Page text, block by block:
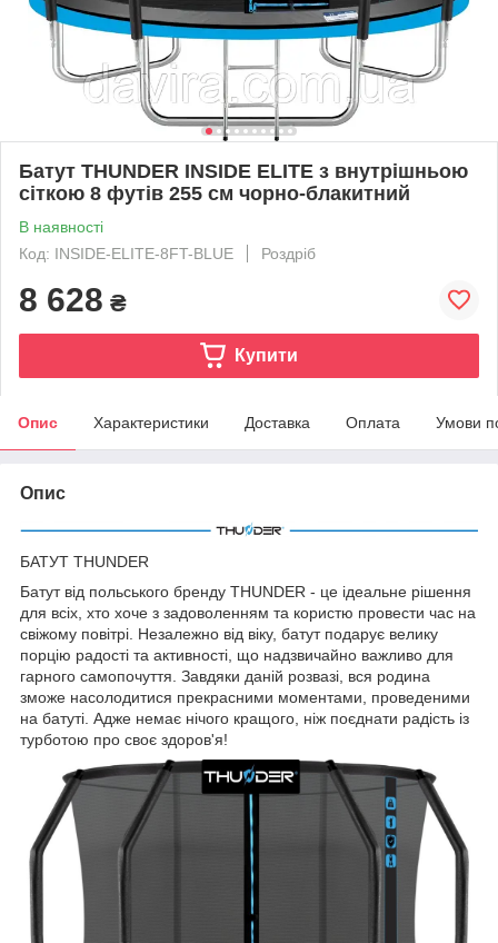
Батут THUNDER INSIDE ELITE з внутрішньою
сіткою 8 футів 255 см чорно-блакитний
В наявності
Код: INSIDE-ELITE-8FT-BLUE
Роздріб
8 628 ₴
Купити
Опис Характеристики Доставка Оплата Умови
Опис
БАТУТ THUNDER
Батут від польського бренду THUNDER - це ідеальне рішення
для всіх, хто хоче з задоволенням та користю провести час на
свіжому повітрі. Незалежно від віку, батут подарує велику
порцію радості та активності, що надзвичайно важливо для
гарного самопочуття. Завдяки даній розвазі, вся родина
зможе насолодитися прекрасними моментами, проведеними
на батуті. Адже немає нічого кращого, ніж поєднати радість із
турботою про своє здоров'я!